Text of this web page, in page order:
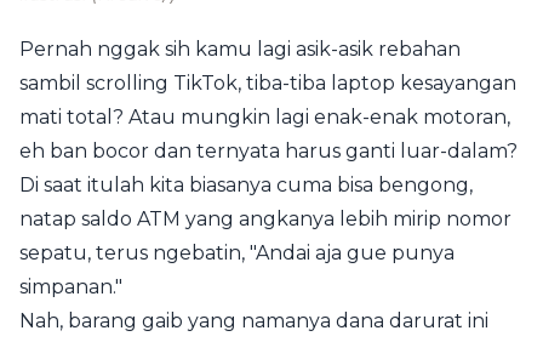
Pernah nggak sih kamu lagi asik-asik rebahan
sambil scrolling TikTok, tiba-tiba laptop kesayangan
mati total? Atau mungkin lagi enak-enak motoran,
eh ban bocor dan ternyata harus ganti luar-dalam?
Di saat itulah kita biasanya cuma bisa bengong,
natap saldo ATM yang angkanya lebih mirip nomor
sepatu, terus ngebatin, "Andai aja gue punya
simpanan."
Nah, barang gaib yang namanya dana darurat ini